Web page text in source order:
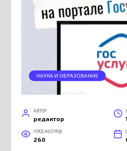
НАУКА И ОБРАЗОВАНИЕ
АВТОР
редактор
ПРОСМОТРОВ
260